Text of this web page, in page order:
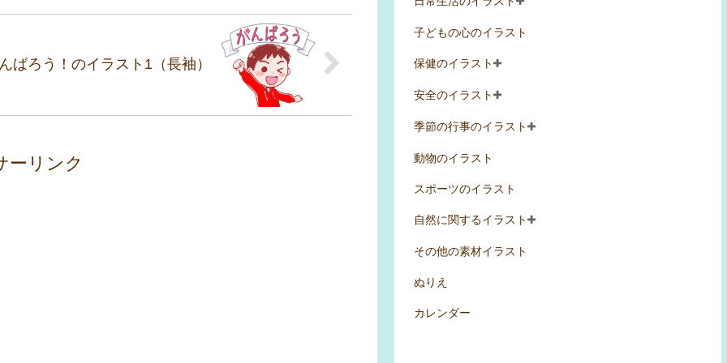
ばろう！のイラスト1（長袖）
ーリンク
子どもの心のイラスト
保健のイラスト
安全のイラスト
季節の行事のイラスト
動物のイラスト
スポーツのイラスト
自然に関するイラスト
その他の素材イラスト
ぬりえ
カレンダー